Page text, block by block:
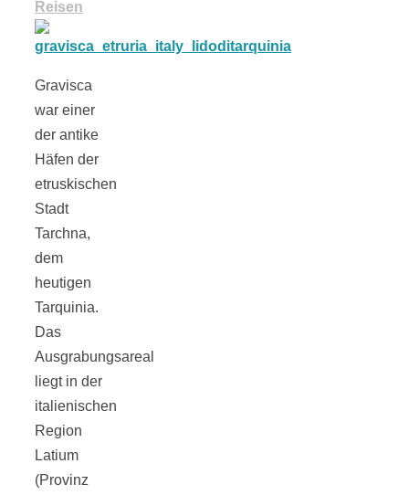
Reisen
Gravisca
war einer
der antike
Häfen der
etruskischen
Stadt
Tarchna,
dem
heutigen
Tarquinia.
Das
Ausgrabungsareal
liegt in der
italienischen
Region
Latium
(Provinz
Geschmortes